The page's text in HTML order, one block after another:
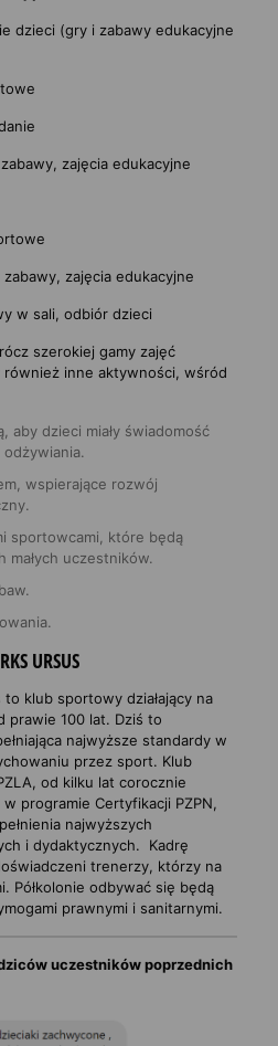
dzieci (gry i zabawy edukacyjne
zajęcia edukacyjne
zajęcia edukacyjne
w sali, odbiór dzieci
szerokiej gamy zajęć
inne aktywności, wśród
aby dzieci miały świadomość
wspierające rozwój
sportowcami, które będą
małych uczestników.
URSUS
to klub sportowy działający na
prawie 100 lat. Dziś to
najwyższe standardy w
przez sport. Klub
od kilku lat corocznie
programie Certyfikacji PZPN,
najwyższych
i dydaktycznych. Kadrę
trenerzy, którzy na
Półkolonie odbywać się będą
prawnymi i sanitarnymi.
uczestników poprzednich